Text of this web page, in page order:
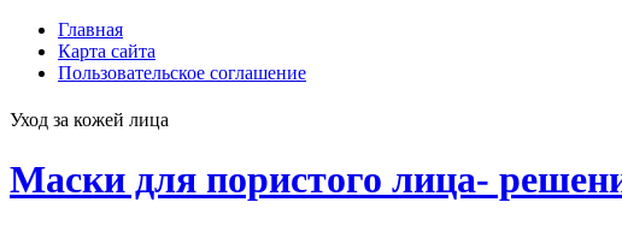
Главная
Карта сайта
Пользовательское соглашение
Уход за кожей лица
Маски для пористого лица-